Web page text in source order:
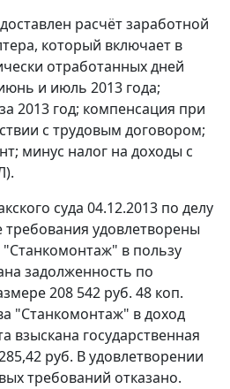
расчёт заработной
который включает в
отработанных дней
и июль 2013 года;
2013 год; компенсация при
с трудовым договором;
минус налог на доходы с
суда 04.12.2013 по делу
требования удовлетворены
в пользу
задолженность по
208 542 руб. 48 коп.
"Станкомонтаж" в доход
взыскана государственная
руб. В удовлетворении
требований отказано.